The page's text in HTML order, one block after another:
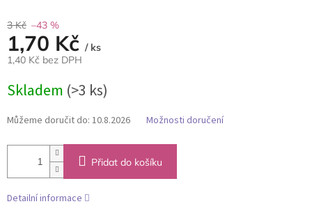
3 Kč –43 %
1,70 Kč / ks
1,40 Kč bez DPH
cena:
Skladem (>3 ks)
Můžeme doručit do: 10.8.2026 Možnosti doručení
Přidat do košíku
Detailní informace